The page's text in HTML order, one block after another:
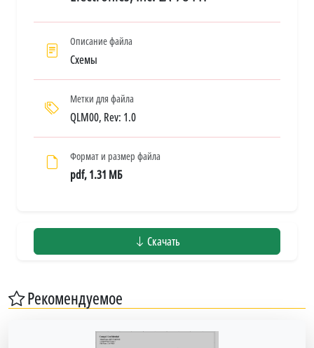
Описание файла
Схемы
Метки для файла
QLM00, Rev: 1.0
Формат и размер файла
pdf, 1.31 МБ
Скачать
Рекомендуемое